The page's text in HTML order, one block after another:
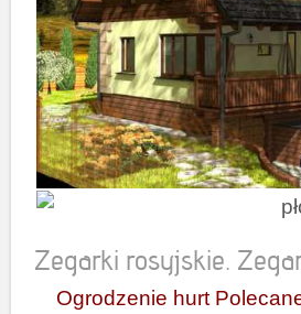
Zegarki rosyjskie.
Ogrodzenie hurt